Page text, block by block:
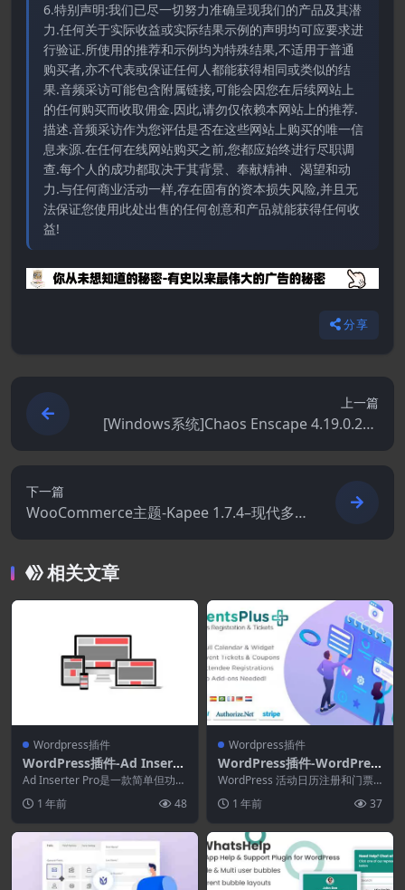
6.特别声明:我们已尽一切努力准确呈现我们的产品及其潜
力.任何关于实际收益或实际结果示例的声明均可应要求进
行验证.所使用的推荐和示例均为特殊结果,不适用于普通
购买者,亦不代表或保证任何人都能获得相同或类似的结
果.音频采访可能包含附属链接,可能会因您在后续网站上
的任何购买而收取佣金.因此,请勿仅依赖本网站上的推荐.
描述.音频采访作为您评估是否在这些网站上购买的唯一信
息来源.在任何在线网站购买之前,您都应始终进行尽职调
查.每个人的成功都取决于其背景、奉献精神、渴望和动
力.与任何商业活动一样,存在固有的资本损失风险,并且无
法保证您使用此处出售的任何创意和产品就能获得任何收
益!
分享
上一篇
[Windows系统]Chaos Enscape 4.19.0.274
8
下一篇
WooCommerce主题-Kapee 1.7.4–现代多
用途WooCommerce主题
相关文章
Wordpress插件
WordPress插件-Ad Inserte
r Pro 2.8.0–WordPress广告
插件
Ad Inserter Pro是一款简单但功能
1 年前 48
Wordpress插件
WordPress插件-WordPres
s Events Calendar Registr
ation & Tickets 2.6.3
WordPress 活动日历注册和门票
研讨会、活动...
1 年前 37